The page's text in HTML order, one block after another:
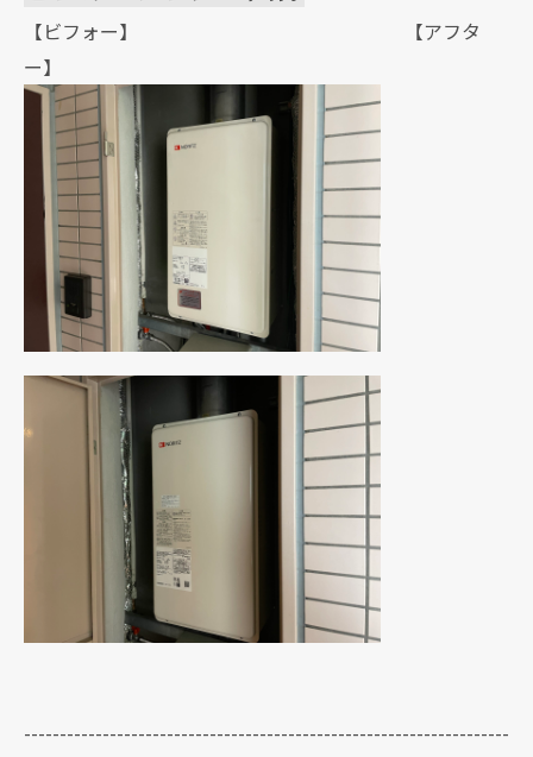
【ビフォー】 【アフタ
ー】
--------------------------------------------------------------------